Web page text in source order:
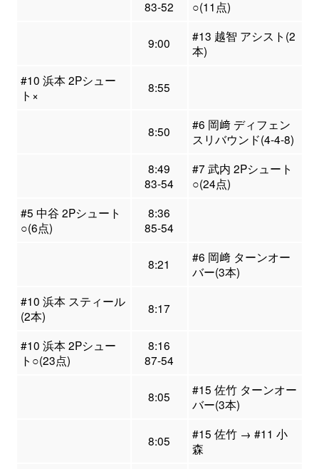
83-52
○(11点)
9:00
#13 越智 アシスト(2
本)
#10 浜本 2Pシュー
ト×
8:55
8:50
#6 岡﨑 ディフェン
スリバウンド(4-4-8)
8:49
83-54
#7 武内 2Pシュート
○(24点)
#5 中谷 2Pシュート
○(6点)
8:36
85-54
8:21
#6 岡﨑 ターンオー
バー(3本)
#10 浜本 スティール
(2本)
8:17
#10 浜本 2Pシュー
ト○(23点)
8:16
87-54
8:05
#15 佐竹 ターンオー
バー(3本)
8:05
#15 佐竹 → #11 小
森